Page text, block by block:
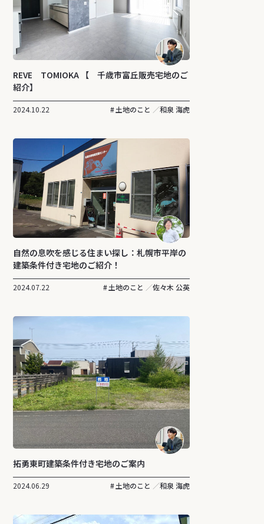
REVE TOMIOKA 【 千歳市富丘販売宅地のご
紹介】
2024.10.22 土地のこと 和泉 海虎
自然の息吹を感じる住まい探し：札幌市平岸の
建築条件付き宅地のご紹介！
2024.07.22 土地のこと 佐々木 公英
拓勇東町建築条件付き宅地のご案内
2024.06.29 土地のこと 和泉 海虎